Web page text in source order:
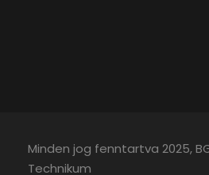
Minden jog fenntartva 2025,
Technikum